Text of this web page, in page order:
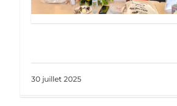
30 juillet 2025